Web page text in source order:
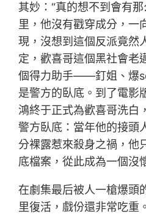
其妙：“真的想不到會有
里，他沒有戳穿成分，一
現，沒想到這個反派竟然
定，歡喜哥這個黑社會老
個得力助手——釘姐、爆
是警方的臥底。到了電影
鴻終于正式為歡喜哥洗白
警方臥底：當年他的接頭
分裸露惹來殺身之禍，他
底檔案，從此成為一個沒
在劇集最后被人一槍爆頭
里復活，戲份還非常吃重